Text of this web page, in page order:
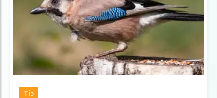
Tip